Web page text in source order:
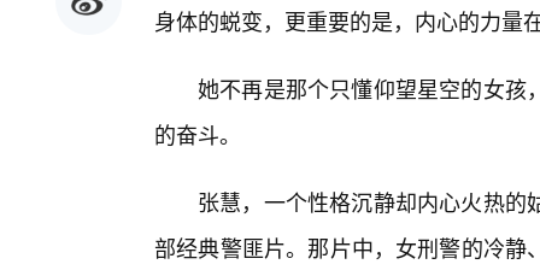
身体的蜕变，更重要的是，内心的力量
她不再是那个只懂仰望星空的女孩
的奋斗。
张慧，一个性格沉静却内心火热
部经典警匪片。那片中，女刑警的冷